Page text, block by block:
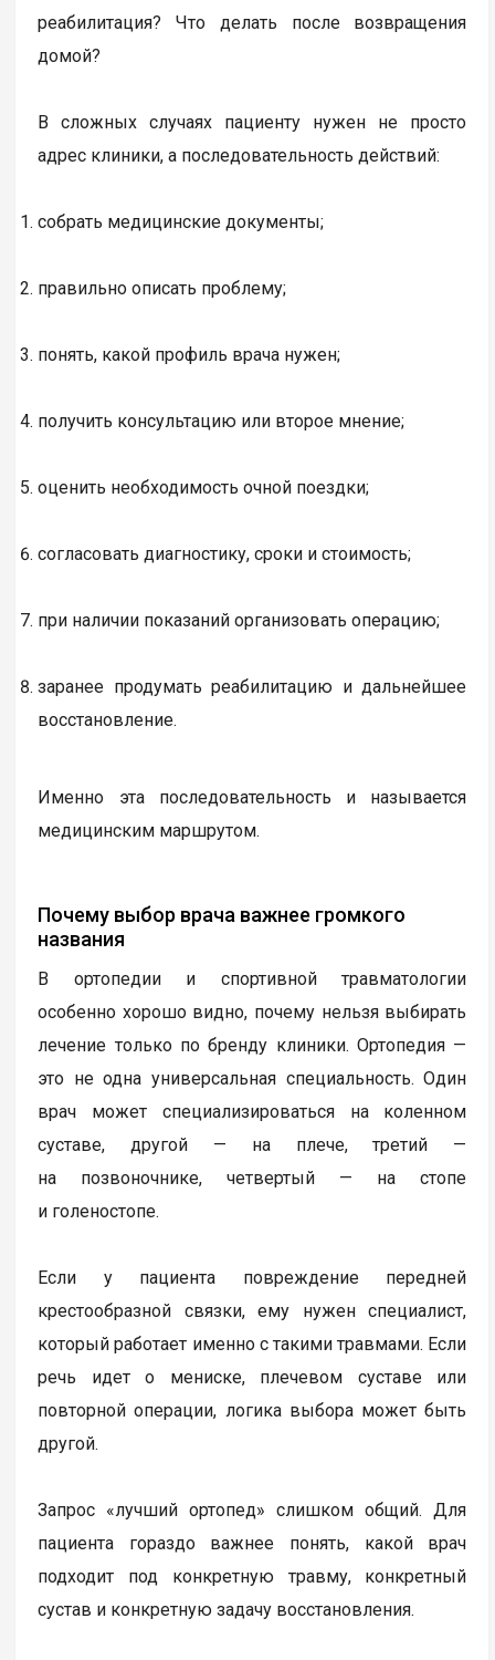
реабилитация? Что делать после возвращения
домой?
В сложных случаях пациенту нужен не просто
адрес клиники, а последовательность действий:
собрать медицинские документы;
правильно описать проблему;
понять, какой профиль врача нужен;
получить консультацию или второе мнение;
оценить необходимость очной поездки;
согласовать диагностику, сроки и стоимость;
при наличии показаний организовать операцию;
заранее продумать реабилитацию и дальнейшее
восстановление.
Именно эта последовательность и называется
медицинским маршрутом.
Почему выбор врача важнее громкого
названия
В ортопедии и спортивной травматологии
особенно хорошо видно, почему нельзя выбирать
лечение только по бренду клиники. Ортопедия —
это не одна универсальная специальность. Один
врач может специализироваться на коленном
суставе, другой — на плече, третий —
на позвоночнике, четвертый — на стопе
и голеностопе.
Если у пациента повреждение передней
крестообразной связки, ему нужен специалист,
который работает именно с такими травмами. Если
речь идет о мениске, плечевом суставе или
повторной операции, логика выбора может быть
другой.
Запрос «лучший ортопед» слишком общий. Для
пациента гораздо важнее понять, какой врач
подходит под конкретную травму, конкретный
сустав и конкретную задачу восстановления.